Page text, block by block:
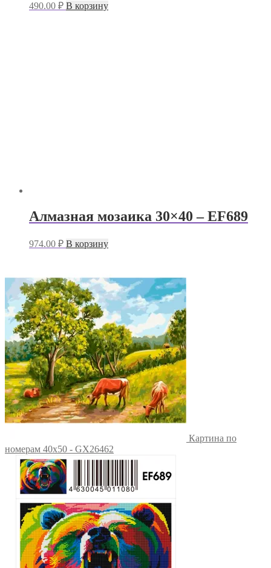
490.00 ₽ В корзину
Алмазная мозаика 30×40 – EF689
974.00 ₽ В корзину
Картина по
номерам 40х50 - GX26462